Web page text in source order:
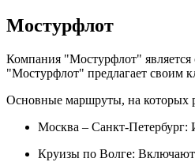
Мостурфлот
Компания "Мостурфлот"
"Мостурфлот" предлагает своим
Основные маршруты, на которых
Москва – Санкт-Петербург:
Круизы по Волге: Включают